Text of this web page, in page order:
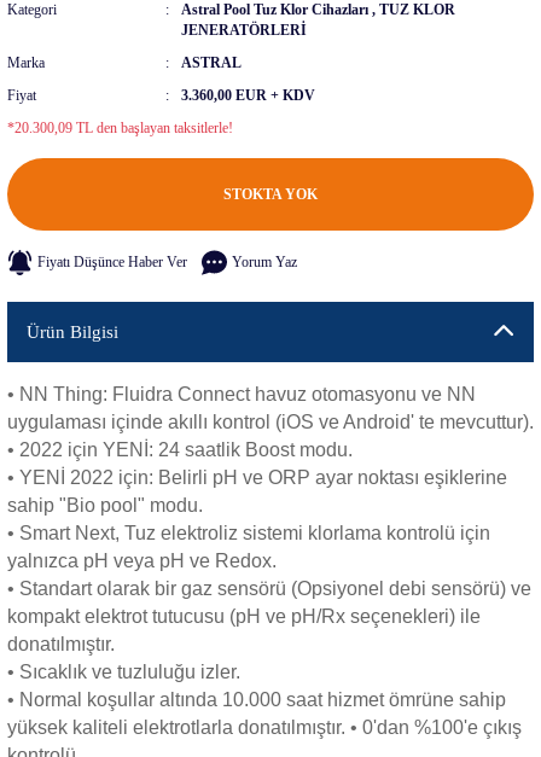
Kategori Astral Pool Tuz Klor Cihazları , TUZ KLOR
JENERATÖRLERİ
Marka
ASTRAL
Fiyat
3.360,00 EUR + KDV
*20.300,09 TL den başlayan taksitlerle!
STOKTA YOK
Fiyatı Düşünce Haber Ver Yorum Yaz
Ürün Bilgisi
• NN Thing: Fluidra Connect havuz otomasyonu ve NN
uygulaması içinde akıllı kontrol (iOS ve Android' te mevcuttur).
• 2022 için YENİ: 24 saatlik Boost modu.
• YENİ 2022 için: Belirli pH ve ORP ayar noktası eşiklerine
sahip "Bio pool" modu.
• Smart Next, Tuz elektroliz sistemi klorlama kontrolü için
yalnızca pH veya pH ve Redox.
• Standart olarak bir gaz sensörü (Opsiyonel debi sensörü) ve
kompakt elektrot tutucusu (pH ve pH/Rx seçenekleri) ile
donatılmıştır.
• Sıcaklık ve tuzluluğu izler.
• Normal koşullar altında 10.000 saat hizmet ömrüne sahip
yüksek kaliteli elektrotlarla donatılmıştır. • 0'dan %100'e çıkış